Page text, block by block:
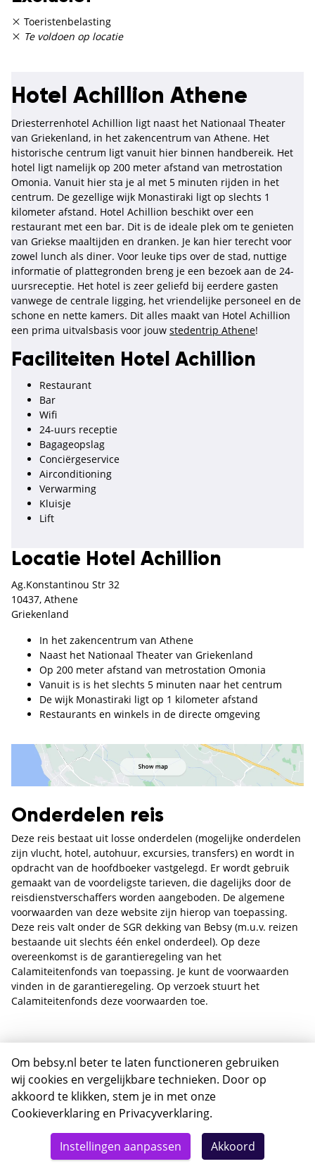
Toeristenbelasting
Te voldoen op locatie
Hotel Achillion Athene
Driesterrenhotel Achillion ligt naast het Nationaal Theater
van Griekenland, in het zakencentrum van Athene. Het
historische centrum ligt vanuit hier binnen handbereik. Het
hotel ligt namelijk op 200 meter afstand van metrostation
Omonia. Vanuit hier sta je al met 5 minuten rijden in het
centrum. De gezellige wijk Monastiraki ligt op slechts 1
kilometer afstand. Hotel Achillion beschikt over een
restaurant met een bar. Dit is de ideale plek om te genieten
van Griekse maaltijden en dranken. Je kan hier terecht voor
zowel lunch als diner. Voor leuke tips over de stad, nuttige
informatie of plattegronden breng je een bezoek aan de 24-
uursreceptie. Het hotel is zeer geliefd bij eerdere gasten
vanwege de centrale ligging, het vriendelijke personeel en de
schone en nette kamers. Dit alles maakt van Hotel Achillion
een prima uitvalsbasis voor jouw stedentrip Athene!
Faciliteiten Hotel Achillion
Restaurant
Bar
Wifi
24-uurs receptie
Bagageopslag
Conciërgeservice
Airconditioning
Verwarming
Kluisje
Lift
Locatie Hotel Achillion
Ag.Konstantinou Str 32
10437, Athene
Griekenland
In het zakencentrum van Athene
Naast het Nationaal Theater van Griekenland
Op 200 meter afstand van metrostation Omonia
Vanuit is is het slechts 5 minuten naar het centrum
De wijk Monastiraki ligt op 1 kilometer afstand
Restaurants en winkels in de directe omgeving
Onderdelen reis
Deze reis bestaat uit losse onderdelen (mogelijke onderdelen
zijn vlucht, hotel, autohuur, excursies, transfers) en wordt in
opdracht van de hoofdboeker vastgelegd. Er wordt gebruik
gemaakt van de voordeligste tarieven, die dagelijks door de
reisdienstverschaffers worden aangeboden. De algemene
voorwaarden van deze website zijn hierop van toepassing.
Deze reis valt onder de SGR dekking van Bebsy (m.u.v. reizen
bestaande uit slechts één enkel onderdeel). Op deze
overeenkomst is de garantieregeling van het
Calamiteitenfonds van toepassing. Je kunt de voorwaarden
vinden in de garantieregeling. Op verzoek stuurt het
Calamiteitenfonds deze voorwaarden toe.
Totaal
502,-
Details Deze reis nu boeken
Waarom Bebsy.nl?
Om bebsy.nl beter te laten functioneren gebruiken
wij cookies en vergelijkbare technieken. Door op
akkoord te klikken, stem je in met onze
Cookieverklaring en Privacyverklaring.
Instellingen aanpassen Akkoord